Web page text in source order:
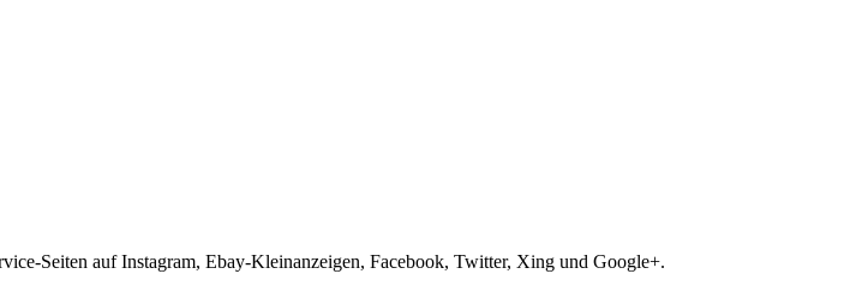
Seiten auf Instagram, Ebay-Kleinanzeigen, Facebook, Twitter, Xing und Google+.